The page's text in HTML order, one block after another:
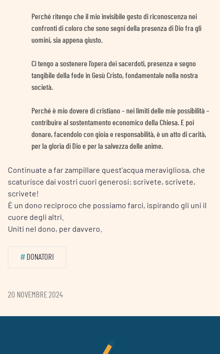
Perché ritengo che il mio invisibile gesto di riconoscenza nei
confronti di coloro che sono segni della presenza di Dio fra gli
uomini, sia appena giusto.
Ci tengo a sostenere l’opera dei sacerdoti, presenza e segno
tangibile della fede in Gesù Cristo, fondamentale nella nostra
società.
Perché è mio dovere di cristiano – nei limiti delle mie possibilità –
contribuire al sostentamento economico della Chiesa. E poi
donare, facendolo con gioia e responsabilità, è un atto di carità,
per la gloria di Dio e per la salvezza delle anime.
Continuate a far zampillare quest’acqua meravigliosa, che
scaturisce dai vostri cuori generosi: scrivete, scrivete,
scrivete!
È un dono reciproco che possiamo farci, ispirando gli uni il
cuore degli altri.
Uniti nel dono, per davvero.
# DONATORI
20 NOVEMBRE 2024